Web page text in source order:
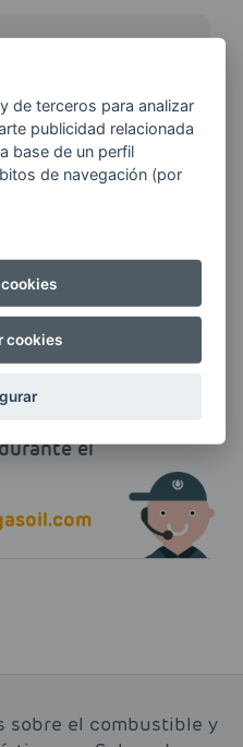
AL DÍA DE
novedades de AVIA
medio, incluido
el
sobre el combustible y
de terceros para analizar
publicidad relacionada
base de un perfil
de navegación (por
cookies